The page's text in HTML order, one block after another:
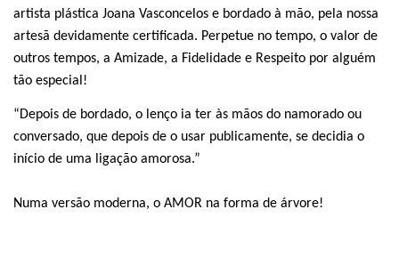
artista plástica Joana Vasconcelos e bordado à mão, pela nossa
artesã devidamente certificada. Perpetue no tempo, o valor de
outros tempos, a Amizade, a Fidelidade e Respeito por alguém
tão especial!
“Depois de bordado, o lenço ia ter às mãos do namorado ou
conversado, que depois de o usar publicamente, se decidia o
início de uma ligação amorosa.”
Numa versão moderna, o AMOR na forma de árvore!